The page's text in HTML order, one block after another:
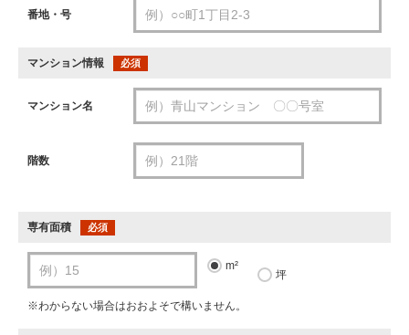
番地・号
マンション情報 必須
マンション名
階数
専有面積 必須
m²
坪
※わからない場合はおおよそで構いません。